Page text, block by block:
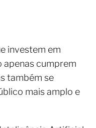
investem em
apenas cumprem
também se
mais amplo e